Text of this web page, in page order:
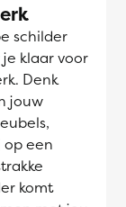
schilder
klaar voor
Denk
jouw
een
komt